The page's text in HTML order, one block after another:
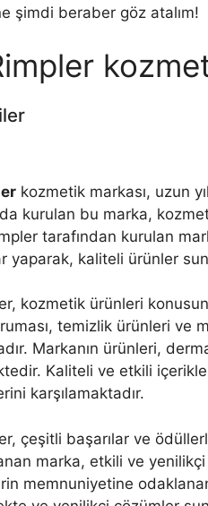
şimdi beraber göz atalım!
kozmetik markası, uzun
kurulan bu marka,
tarafından kurulan
yaparak, kaliteli ürünler
kozmetik ürünleri
temizlik ürünleri ve
Markanın ürünleri,
Kaliteli ve etkili
karşılamaktadır.
çeşitli başarılar ve
marka, etkili ve
memnuniyetine